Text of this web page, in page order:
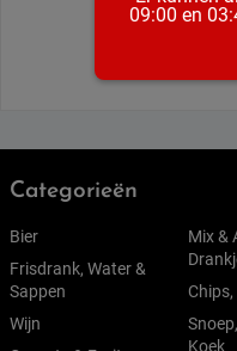
Categorieën
Bier
Frisdrank, Water &
Sappen
Wijn
Mix &
09:00 en